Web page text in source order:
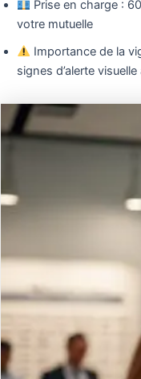
Prise en charge :
votre mutuelle
Importance de la
signes d’alerte